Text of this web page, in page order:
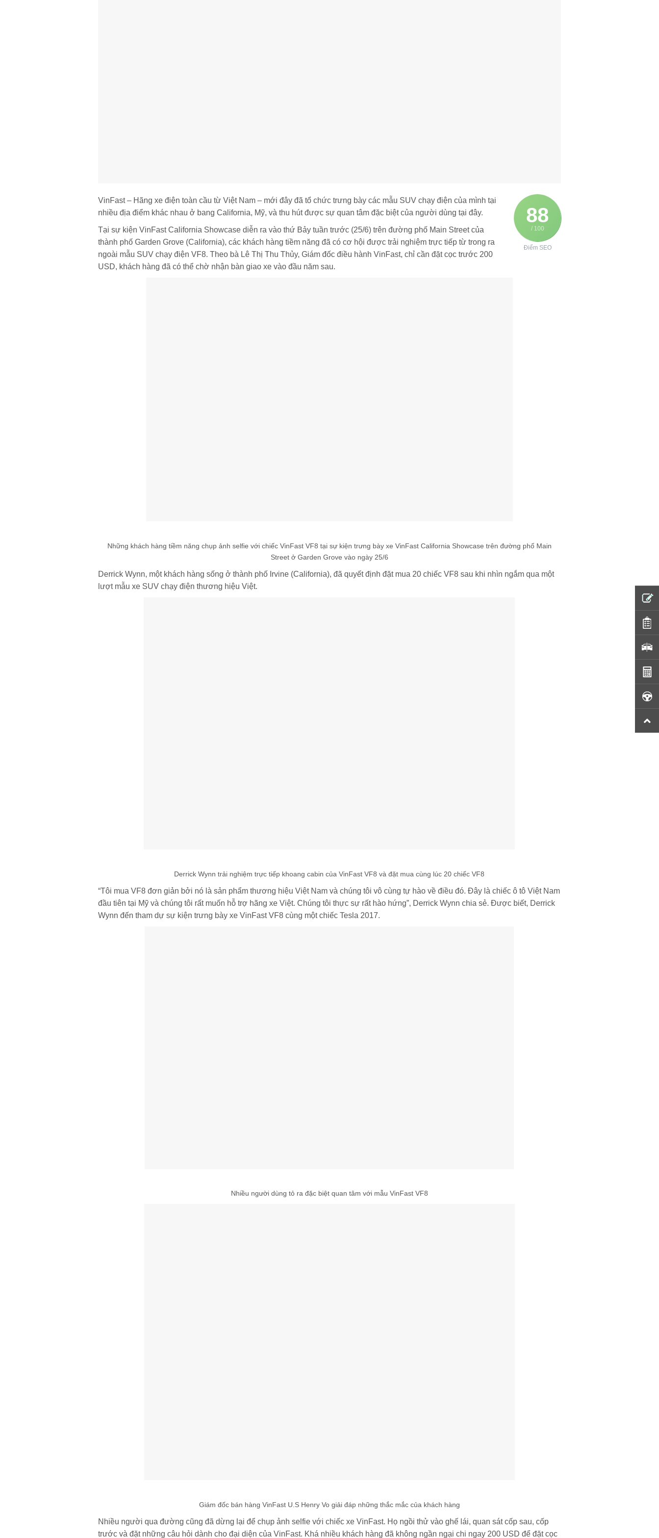
88
/ 100
Điểm SEO
VinFast – Hãng xe điện toàn cầu từ Việt Nam – mới đây đã tổ chức trưng bày các mẫu SUV chạy điện của mình tại
nhiều địa điểm khác nhau ở bang California, Mỹ, và thu hút được sự quan tâm đặc biệt của người dùng tại đây.
Tại sự kiện VinFast California Showcase diễn ra vào thứ Bảy tuần trước (25/6) trên đường phố Main Street của
thành phố Garden Grove (California), các khách hàng tiềm năng đã có cơ hội được trải nghiệm trực tiếp từ trong ra
ngoài mẫu SUV chạy điện VF8. Theo bà Lê Thị Thu Thủy, Giám đốc điều hành VinFast, chỉ cần đặt cọc trước 200
USD, khách hàng đã có thể chờ nhận bàn giao xe vào đầu năm sau.
Những khách hàng tiềm năng chụp ảnh selfie với chiếc VinFast VF8 tại sự kiện trưng bày xe VinFast California Showcase trên đường phố Main
Street ở Garden Grove vào ngày 25/6
Derrick Wynn, một khách hàng sống ở thành phố Irvine (California), đã quyết định đặt mua 20 chiếc VF8 sau khi nhìn ngắm qua một
lượt mẫu xe SUV chạy điện thương hiệu Việt.
Derrick Wynn trải nghiệm trực tiếp khoang cabin của VinFast VF8 và đặt mua cùng lúc 20 chiếc VF8
“Tôi mua VF8 đơn giản bởi nó là sản phẩm thương hiệu Việt Nam và chúng tôi vô cùng tự hào về điều đó. Đây là chiếc ô tô Việt Nam
đầu tiên tại Mỹ và chúng tôi rất muốn hỗ trợ hãng xe Việt. Chúng tôi thực sự rất hào hứng”, Derrick Wynn chia sẻ. Được biết, Derrick
Wynn đến tham dự sự kiện trưng bày xe VinFast VF8 cùng một chiếc Tesla 2017.
Nhiều người dùng tỏ ra đặc biệt quan tâm với mẫu VinFast VF8
Giám đốc bán hàng VinFast U.S Henry Vo giải đáp những thắc mắc của khách hàng
Nhiều người qua đường cũng đã dừng lại để chụp ảnh selfie với chiếc xe VinFast. Họ ngồi thử vào ghế lái, quan sát cốp sau, cốp
trước và đặt những câu hỏi dành cho đại diện của VinFast. Khá nhiều khách hàng đã không ngần ngại chi ngay 200 USD để đặt cọc